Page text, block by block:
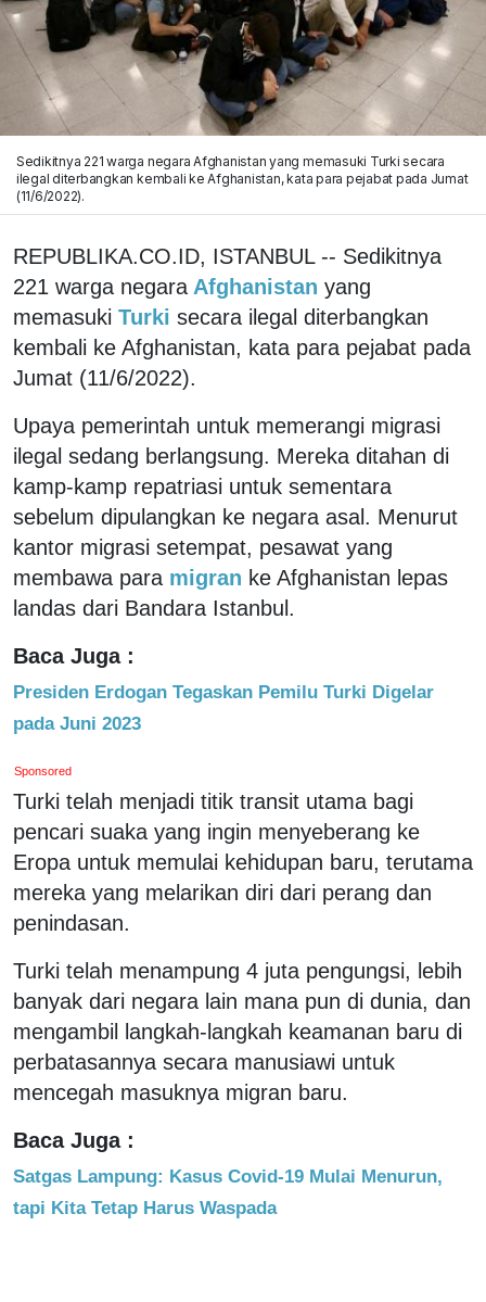
Sedikitnya 221 warga negara Afghanistan yang memasuki Turki secara
ilegal diterbangkan kembali ke Afghanistan, kata para pejabat pada Jumat
(11/6/2022).
REPUBLIKA.CO.ID, ISTANBUL -- Sedikitnya
221 warga negara Afghanistan yang
memasuki Turki secara ilegal diterbangkan
kembali ke Afghanistan, kata para pejabat pada
Jumat (11/6/2022).
Upaya pemerintah untuk memerangi migrasi
ilegal sedang berlangsung. Mereka ditahan di
kamp-kamp repatriasi untuk sementara
sebelum dipulangkan ke negara asal. Menurut
kantor migrasi setempat, pesawat yang
membawa para migran ke Afghanistan lepas
landas dari Bandara Istanbul.
Baca Juga :
Presiden Erdogan Tegaskan Pemilu Turki Digelar
pada Juni 2023
Sponsored
Turki telah menjadi titik transit utama bagi
pencari suaka yang ingin menyeberang ke
Eropa untuk memulai kehidupan baru, terutama
mereka yang melarikan diri dari perang dan
penindasan.
Turki telah menampung 4 juta pengungsi, lebih
banyak dari negara lain mana pun di dunia, dan
mengambil langkah-langkah keamanan baru di
perbatasannya secara manusiawi untuk
mencegah masuknya migran baru.
Baca Juga :
Satgas Lampung: Kasus Covid-19 Mulai Menurun,
tapi Kita Tetap Harus Waspada